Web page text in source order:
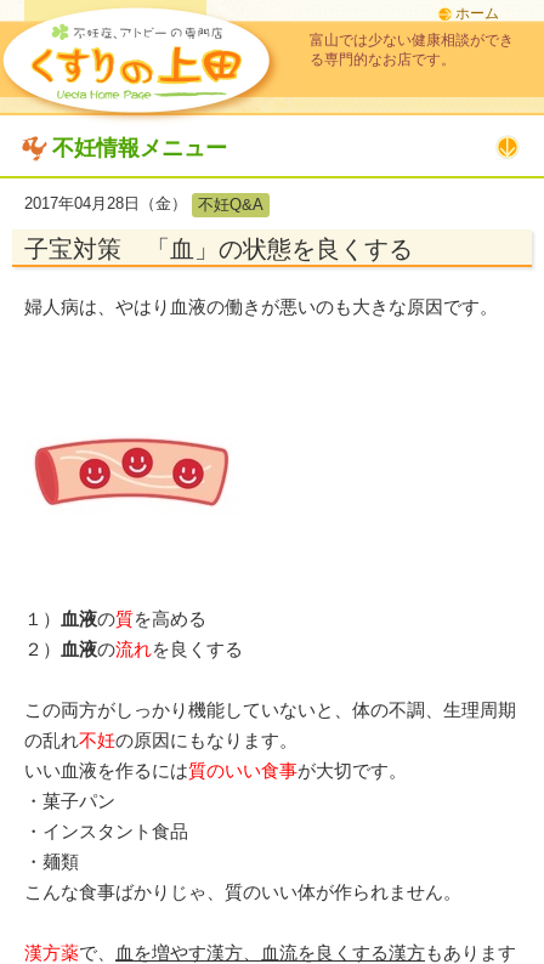
ホーム
富山では少ない健康相談ができ
る専門的なお店です。
不妊情報メニュー
2017年04月28日（金） 不妊Q&A
子宝対策 「血」の状態を良くする
婦人病は、やはり血液の働きが悪いのも大きな原因です。
１） 血液の質を高める
２）
血液の流れを良くする
この両方がしっかり機能していないと、体の不調、生理周期
の乱れ不妊の原因にもなります。
いい血液を作るには質のいい食事が大切です。
・菓子パン
・インスタント食品
・麺類
こんな食事ばかりじゃ、質のいい体が作られません。
漢方薬で、 血を増やす漢方、 血流を良くする漢方もあります